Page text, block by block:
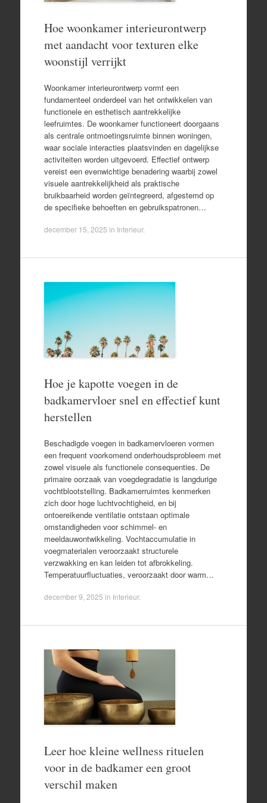
Hoe woonkamer interieurontwerp
met aandacht voor texturen elke
woonstijl verrijkt
Woonkamer interieurontwerp vormt een
fundamenteel onderdeel van het ontwikkelen van
functionele en esthetisch aantrekkelijke
leefruimtes. De woonkamer functioneert doorgaans
als centrale ontmoetingsruimte binnen woningen,
waar sociale interacties plaatsvinden en dagelijkse
activiteiten worden uitgevoerd. Effectief ontwerp
vereist een evenwichtige benadering waarbij zowel
visuele aantrekkelijkheid als praktische
bruikbaarheid worden geïntegreerd, afgestemd op
de specifieke behoeften en gebruikspatronen…
december 15, 2025 in Interieur.
Hoe je kapotte voegen in de
badkamervloer snel en effectief kunt
herstellen
Beschadigde voegen in badkamervloeren vormen
een frequent voorkomend onderhoudsprobleem met
zowel visuele als functionele consequenties. De
primaire oorzaak van voegdegradatie is langdurige
vochtblootstelling. Badkamerruimtes kenmerken
zich door hoge luchtvochtigheid, en bij
ontoereikende ventilatie ontstaan optimale
omstandigheden voor schimmel- en
meeldauwontwikkeling. Vochtaccumulatie in
voegmaterialen veroorzaakt structurele
verzwakking en kan leiden tot afbrokkeling.
Temperatuurfluctuaties, veroorzaakt door warm…
december 9, 2025 in Interieur.
Leer hoe kleine wellness rituelen
voor in de badkamer een groot
verschil maken